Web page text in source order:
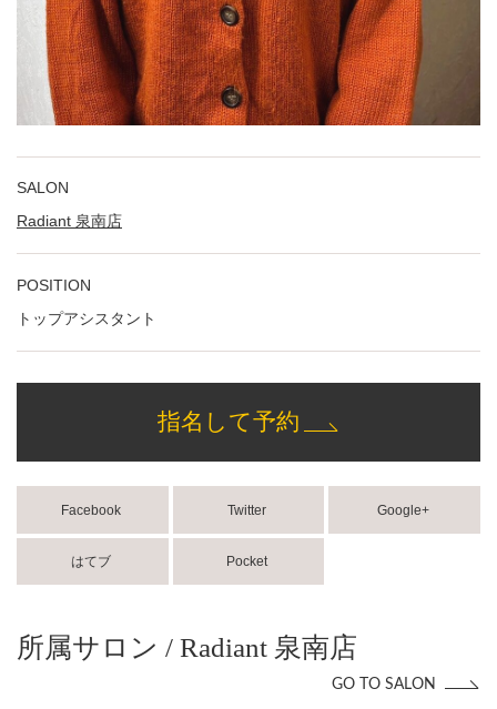
SALON
Radiant 泉南店
POSITION
トップアシスタント
指名して予約
Facebook Twitter Google+
はてブ Pocket
所属サロン / Radiant 泉南店
GO TO SALON